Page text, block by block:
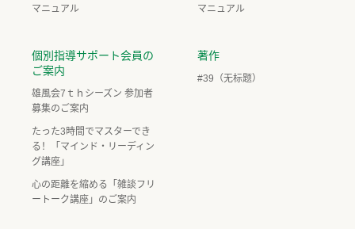
マニュアル
マニュアル
個別指導サポート会員の
ご案内
雄風会7ｔｈシーズン 参加者
募集のご案内
たった3時間でマスターでき
る！「マインド・リーディン
グ講座」
心の距離を縮める「雑談フリ
ートーク講座」のご案内
著作
#39（无标题）